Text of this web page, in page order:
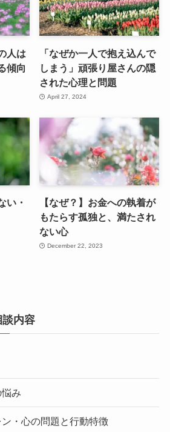
人は
傾向
「なぜか一人で抱え込んで
しまう」頑張り屋さんの隠
された心理と問題
April 27, 2024
い・
【なぜ？】お金への執着が
もたらす孤独と、満たされ
ない心
December 22, 2023
談内容
み
・心の問題と行動特徴